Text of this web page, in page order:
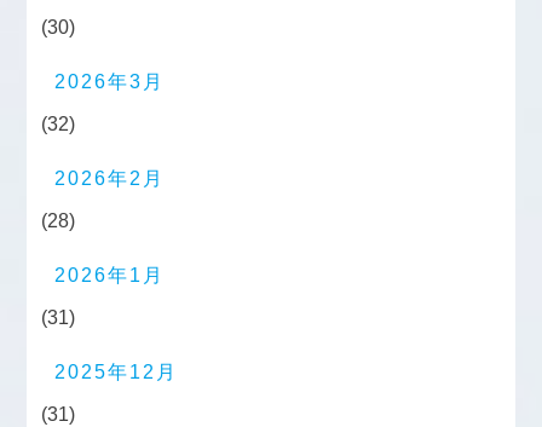
(30)
2026年3月
(32)
2026年2月
(28)
2026年1月
(31)
2025年12月
(31)